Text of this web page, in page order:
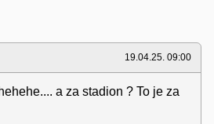
19.04.25. 09:00
a za stadion ? To je za